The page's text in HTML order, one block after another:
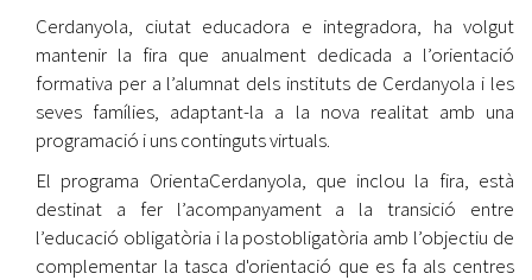
Cerdanyola, ciutat educadora e integradora, ha volgut
mantenir la fira que anualment dedicada a l’orientació
formativa per a l’alumnat dels instituts de Cerdanyola i les
seves famílies, adaptant-la a la nova realitat amb una
programació i uns continguts virtuals.
El programa OrientaCerdanyola, que inclou la fira, està
destinat a fer l’acompanyament a la transició entre
l’educació obligatòria i la postobligatòria amb l’objectiu de
complementar la tasca d'orientació que es fa als centres